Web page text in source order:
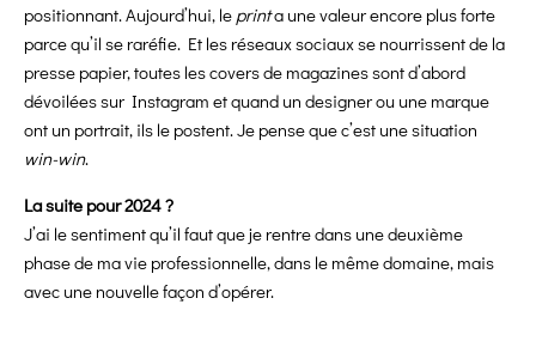
positionnant. Aujourd’hui, le printa une valeur encore plus forte
parce qu’il se raréfie. Et les réseaux sociaux se nourrissent de la
presse papier, toutes les covers de magazines sont d’abord
dévoilées sur Instagram et quand un designer ou une marque
ont un portrait, ils le postent. Je pense que c’est une situation
win-win.
La suite pour 2024 ?
J’ai le sentiment qu’il faut que je rentre dans une deuxième
phase de ma vie professionnelle, dans le même domaine, mais
avec une nouvelle façon d’opérer.